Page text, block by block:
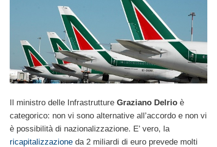
Il ministro delle Infrastrutture Graziano Delrio è
categorico: non vi sono alternative all’accordo e non vi
è possibilità di nazionalizzazione. E’ vero, la
ricapitalizzazione da 2 miliardi di euro prevede molti